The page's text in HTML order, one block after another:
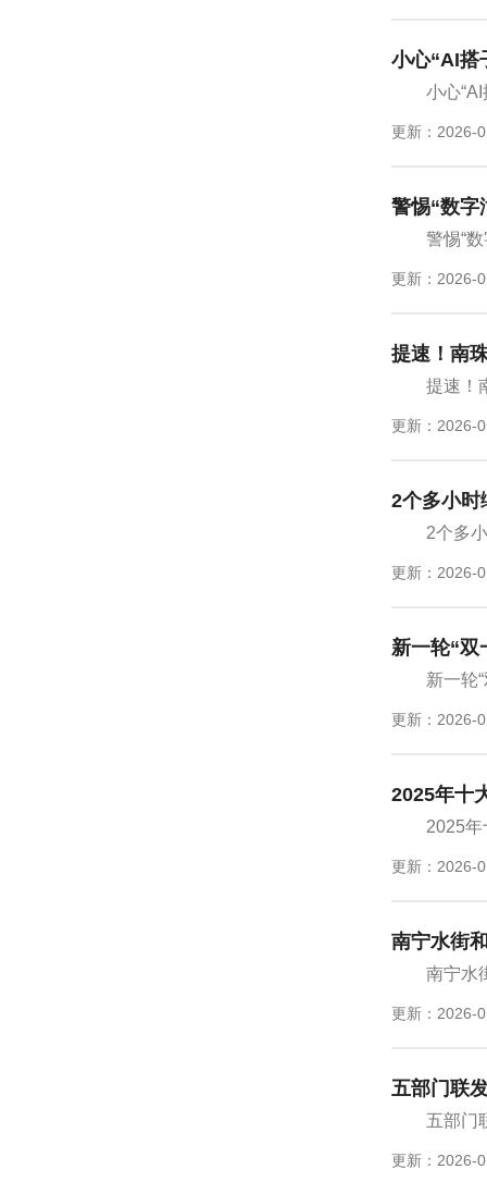
小心“AI搭
小心
更新：2026-
警惕“数字
警惕“
更新：2026-
提速！南
提速！
更新：2026-
2个多小时
2个多
更新：2026-
新一轮“双
新一轮
更新：2026-
2025年十
2025
更新：2026-
南宁水街
南宁水
更新：2026-
五部门联
五部门
更新：2026-